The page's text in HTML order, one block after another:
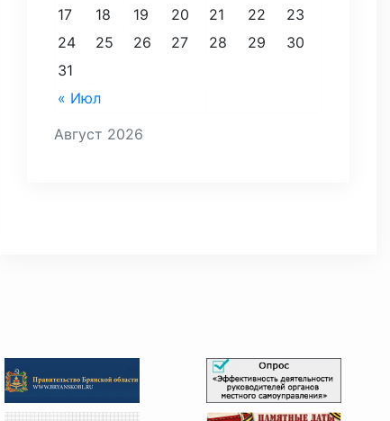
Август 2026
« Июл
17
18 19 20 21 22
23
24
25 26 27 28 29
30
31